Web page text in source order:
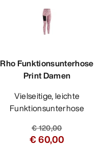
Rho Funktionsunterhose
Print Damen
Vielseitige, leichte
Funktionsunterhose
€ 120,00
€ 60,00